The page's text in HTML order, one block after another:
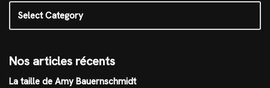
Nos articles récents
La taille de Amy Bauernschmidt